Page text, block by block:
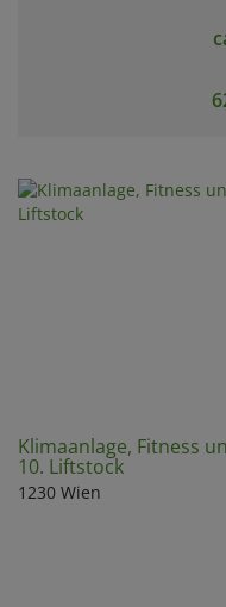
Klimaanlage, Fitness
10. Liftstock
1230 Wien